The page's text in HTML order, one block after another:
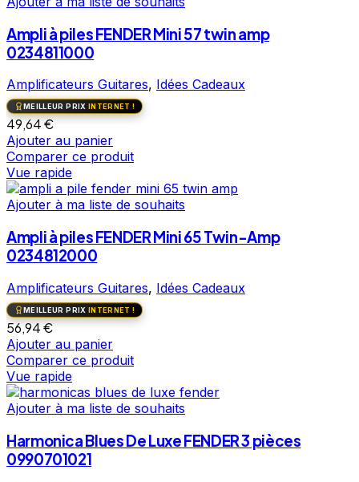
Ampli à piles FENDER Mini 57 twin amp
0234811000
Amplificateurs Guitares, Idées Cadeaux
MEILLEUR PRIX INTERNET !
49,64€
Ajouter au panier
Comparer ce produit
Vue rapide
Ajouter à ma liste de souhaits
Ampli à piles FENDER Mini 65 Twin-Amp
0234812000
Amplificateurs Guitares, Idées Cadeaux
MEILLEUR PRIX INTERNET !
56,94€
Ajouter au panier
Comparer ce produit
Vue rapide
Ajouter à ma liste de souhaits
Harmonica Blues De Luxe FENDER 3 pièces
0990701021